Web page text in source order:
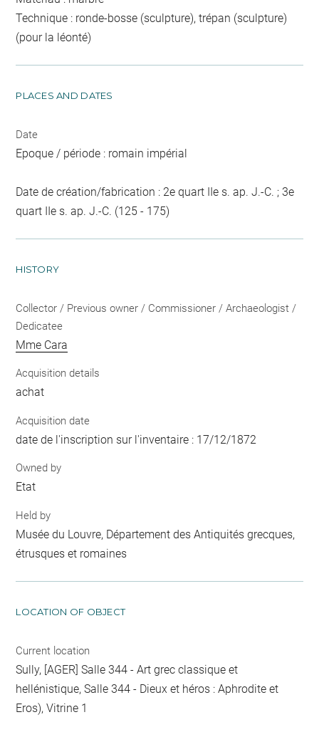
Technique : ronde-bosse (sculpture), trépan (sculpture)
(pour la léonté)
PLACES AND DATES
Date
Epoque / période : romain impérial
Date de création/fabrication : 2e quart IIe s. ap. J.-C. ; 3e
quart IIe s. ap. J.-C. (125 - 175)
HISTORY
Collector / Previous owner / Commissioner / Archaeologist /
Dedicatee
Mme Cara
Acquisition details
achat
Acquisition date
date de l'inscription sur l'inventaire : 17/12/1872
Owned by
Etat
Held by
Musée du Louvre, Département des Antiquités grecques,
étrusques et romaines
LOCATION OF OBJECT
Current location
Sully, [AGER] Salle 344 - Art grec classique et
hellénistique, Salle 344 - Dieux et héros : Aphrodite et
Eros), Vitrine 1